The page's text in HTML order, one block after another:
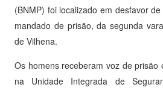
(BNMP) foi localizado em desfavor
mandado de prisão, da segunda
de Vilhena.
Os homens receberam voz de prisão
na Unidade Integrada de